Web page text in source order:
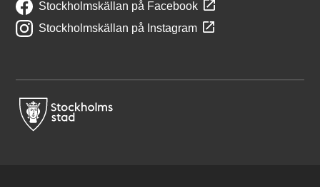
Stockholmskällan på Facebook
Stockholmskällan på Instagram